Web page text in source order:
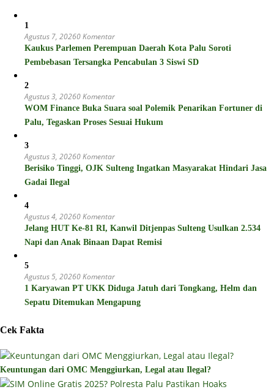
1
Agustus 7, 20260 Komentar
Kaukus Parlemen Perempuan Daerah Kota Palu Soroti
Pembebasan Tersangka Pencabulan 3 Siswi SD
2
Agustus 3, 20260 Komentar
WOM Finance Buka Suara soal Polemik Penarikan Fortuner di
Palu, Tegaskan Proses Sesuai Hukum
3
Agustus 3, 20260 Komentar
Berisiko Tinggi, OJK Sulteng Ingatkan Masyarakat Hindari Jasa
Gadai Ilegal
4
Agustus 4, 20260 Komentar
Jelang HUT Ke-81 RI, Kanwil Ditjenpas Sulteng Usulkan 2.534
Napi dan Anak Binaan Dapat Remisi
5
Agustus 5, 20260 Komentar
1 Karyawan PT UKK Diduga Jatuh dari Tongkang, Helm dan
Sepatu Ditemukan Mengapung
Cek Fakta
Keuntungan dari OMC Menggiurkan, Legal atau Ilegal?